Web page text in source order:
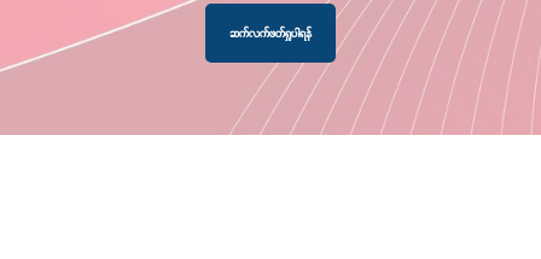
ဆက်လက်ဖတ်ရှုပါရန်